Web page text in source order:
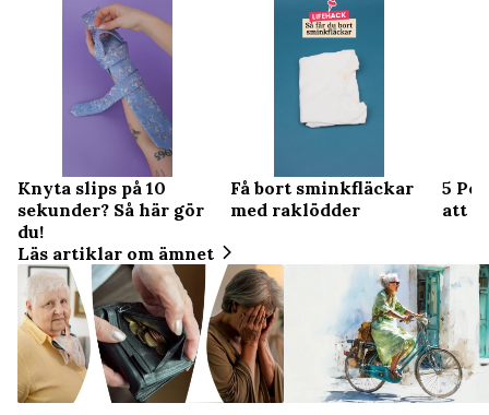
Knyta slips på 10
sekunder? Så här gör
du!
Få bort sminkfläckar
med raklödder
5
att
Läs artiklar om ämnet